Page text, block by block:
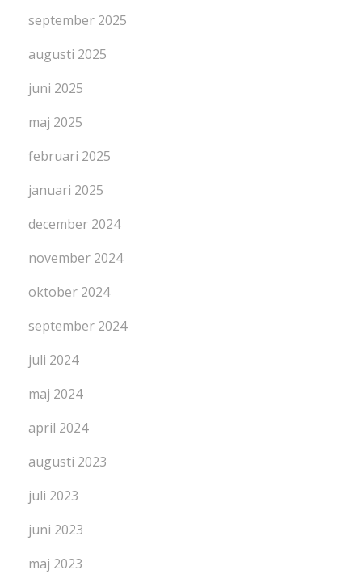
september 2025
augusti 2025
juni 2025
maj 2025
februari 2025
januari 2025
december 2024
november 2024
oktober 2024
september 2024
juli 2024
maj 2024
april 2024
augusti 2023
juli 2023
juni 2023
maj 2023